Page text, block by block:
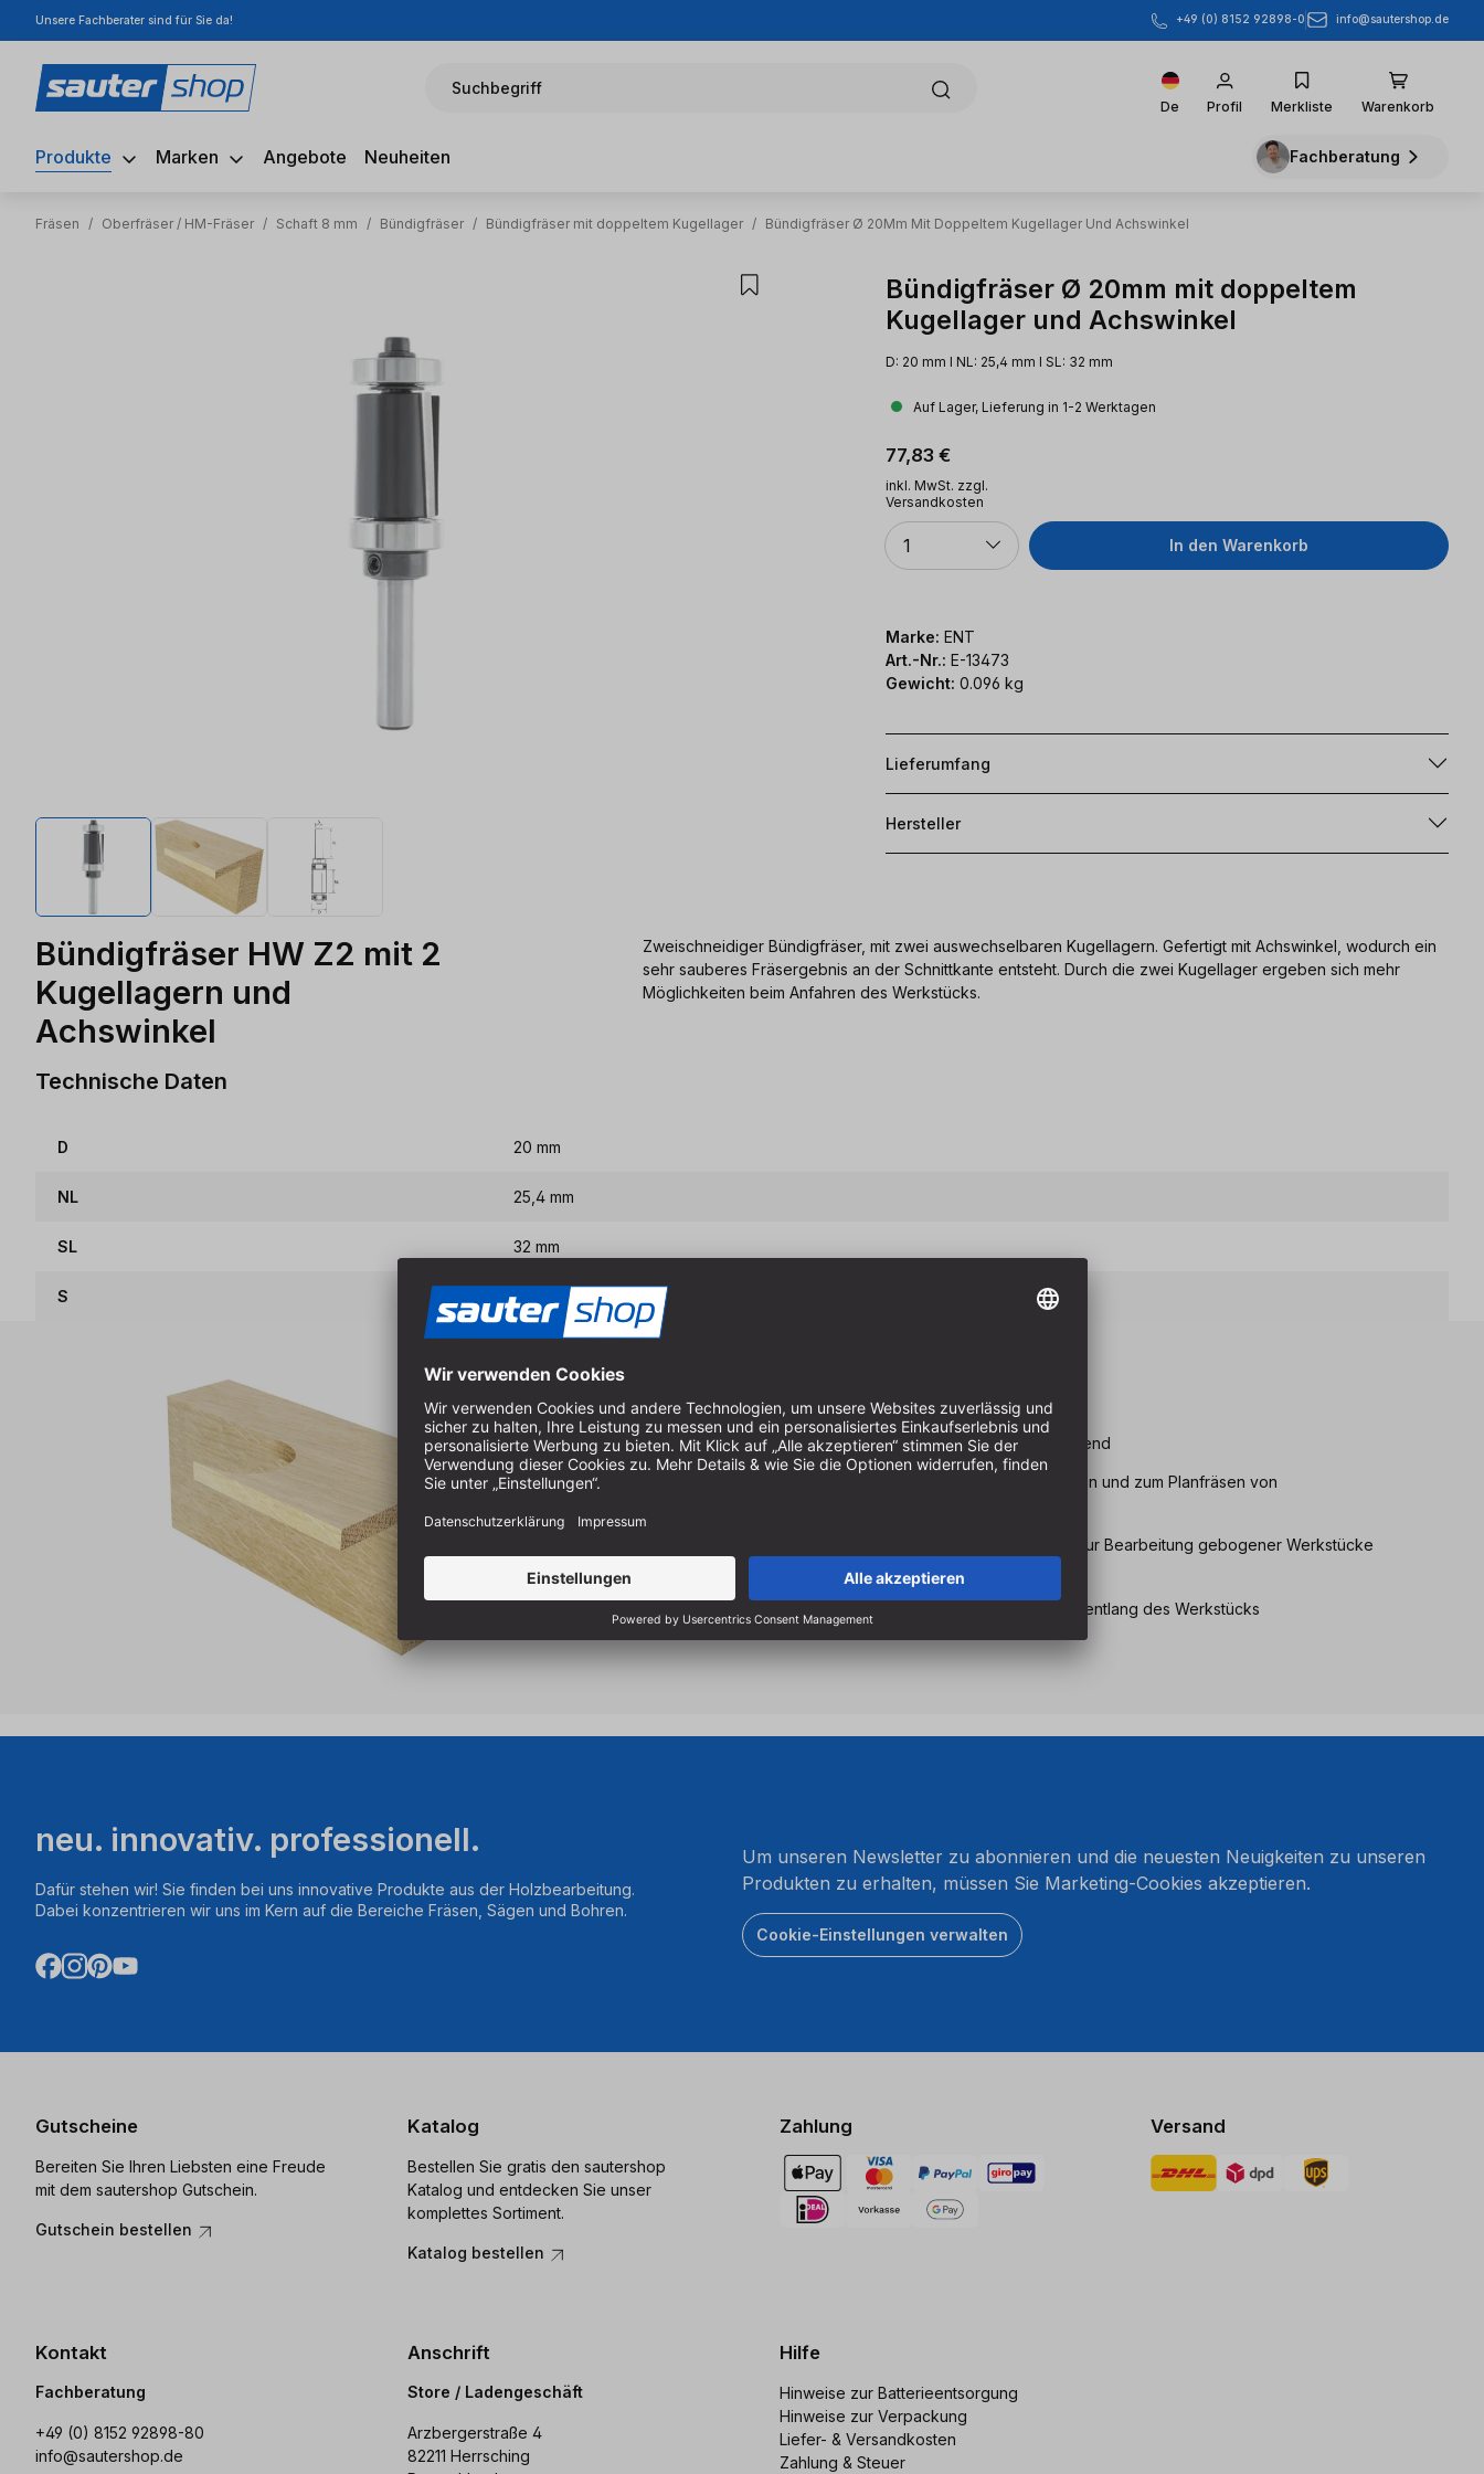
Hauptinhalt springen
Zur Suche springen
Zur Hauptnavigation springen
Unsere Fachberater sind für Sie da! +49 (0) 8152 92898-0 info@sautershop.de
Suchbegriff
De Profil Merkliste Warenkorb
Produkte Marken Angebote Neuheiten Fachberatung
Fräsen / Oberfräser / HM-Fräser / Schaft 8 mm / Bündigfräser / Bündigfräser mit doppeltem Kugellager / Bündigfräser Ø 20Mm Mit Doppeltem Kugellager Und Achswinkel
Bündigfräser Ø 20mm mit doppeltem
Kugellager und Achswinkel
D: 20 mm l NL: 25,4 mm l SL: 32 mm
Auf Lager, Lieferung in 1-2 Werktagen
Regulärer Preis:
77,83 €
inkl. MwSt. zzgl.
Versandkosten
Anzahl
1 In den Warenkorb
Marke: ENT
Art.-Nr.: E-13473
Gewicht: 0.096 kg
Lieferumfang
Hersteller
Bündigfräser HW Z2 mit 2
Kugellagern und
Achswinkel
Zweischneidiger Bündigfräser, mit zwei auswechselbaren Kugellagern. Gefertigt mit Achswinkel, wodurch ein
sehr sauberes Fräsergebnis an der Schnittkante entsteht. Durch die zwei Kugellager ergeben sich mehr
Möglichkeiten beim Anfahren des Werkstücks.
Technische Daten
D 20 mm
NL 25,4 mm
SL 32 mm
S 8 mm
Bündigfräser grund- und flankenschneidend
Zum Entfernen von aufgeleimten Furnieren und zum Planfräsen von
Bei Verwendung einer Schablone auch zur Bearbeitung gebogener Werkstücke
geeignet
Ein Kugellager sorgt für präzise Führung entlang des Werkstücks
neu. innovativ. professionell.
Dafür stehen wir! Sie finden bei uns innovative Produkte aus der Holzbearbeitung.
Dabei konzentrieren wir uns im Kern auf die Bereiche Fräsen, Sägen und Bohren.
Um unseren Newsletter zu abonnieren und die neuesten Neuigkeiten zu unseren
Produkten zu erhalten, müssen Sie Marketing-Cookies akzeptieren.
Cookie-Einstellungen verwalten
Gutscheine
Bereiten Sie Ihren Liebsten eine Freude
mit dem sautershop Gutschein.
Gutschein bestellen
Katalog
Bestellen Sie gratis den sautershop
Katalog und entdecken Sie unser
komplettes Sortiment.
Katalog bestellen
Zahlung Versand
Kontakt
Fachberatung
+49 (0) 8152 92898-80
info@sautershop.de
Anschrift
Store / Ladengeschäft
Arzbergerstraße 4
82211 Herrsching
Hilfe
Hinweise zur Batterieentsorgung
Hinweise zur Verpackung
Liefer- & Versandkosten
Zahlung & Steuer